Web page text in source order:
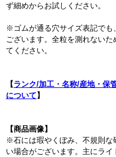
ず細めからお試しください。
※ゴムが通る穴サイズ表記でも
ございます。全粒を測れない
てください。
【ランク/加工・名称/産地・保
について 】
【商品画像】
※石には瑕やくぼみ、不規則な
い場合がございます。主にラ